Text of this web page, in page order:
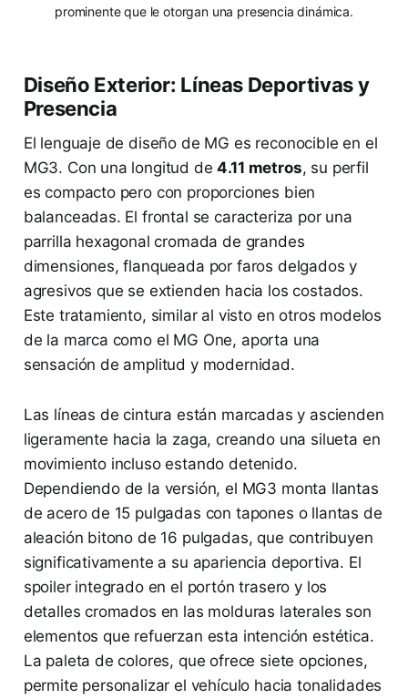
prominente que le otorgan una presencia dinámica.
Diseño Exterior: Líneas Deportivas y
Presencia
El lenguaje de diseño de MG es reconocible en el
MG3. Con una longitud de4.11 metros, su perfil
es compacto pero con proporciones bien
balanceadas. El frontal se caracteriza por una
parrilla hexagonal cromada de grandes
dimensiones, flanqueada por faros delgados y
agresivos que se extienden hacia los costados.
Este tratamiento, similar al visto en otros modelos
de la marca como el MG One, aporta una
sensación de amplitud y modernidad.
Las líneas de cintura están marcadas y ascienden
ligeramente hacia la zaga, creando una silueta en
movimiento incluso estando detenido.
Dependiendo de la versión, el MG3 monta llantas
de acero de 15 pulgadas con tapones o llantas de
aleación bitono de 16 pulgadas, que contribuyen
significativamente a su apariencia deportiva. El
spoiler integrado en el portón trasero y los
detalles cromados en las molduras laterales son
elementos que refuerzan esta intención estética.
La paleta de colores, que ofrece siete opciones,
permite personalizar el vehículo hacia tonalidades